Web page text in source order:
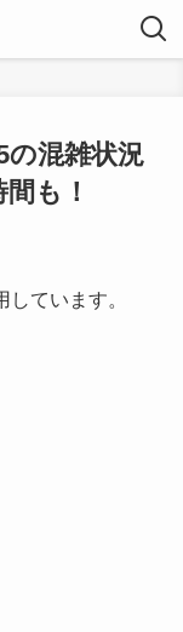
の混雑状況
も！
ています。